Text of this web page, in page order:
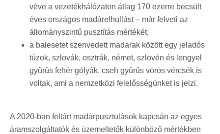
véve a vezetékhálózaton átlag 170 ezerre becsült
éves országos madárelhullást – már felveti az
állományszintű pusztítás mértékét;
a balesetet szenvedett madarak között egy jeladós
túzok, szlovák, osztrák, német, szlovén és lengyel
gyűrűs fehér gólyák, cseh gyűrűs vörös vércsék is
voltak, ami a nemzetközi felelősségünket is jelzi.
A 2020-ban feltárt madárpusztulások kapcsán az egyes
áramszolgáltatók és üzemeltetők különböző mértékben